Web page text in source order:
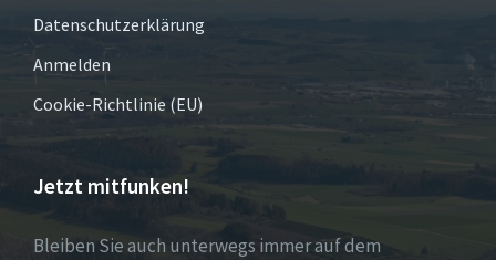
Datenschutzerklärung
Anmelden
Cookie-Richtlinie (EU)
Jetzt mitfunken!
Bleiben Sie auch unterwegs immer auf dem